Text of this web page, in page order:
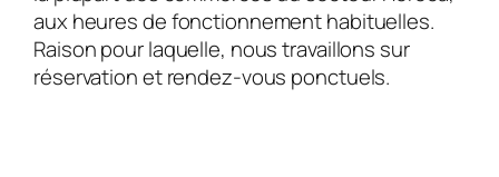
aux heures de fonctionnement habituelles.
Raison pour laquelle, nous travaillons sur
réservation et rendez-vous ponctuels.